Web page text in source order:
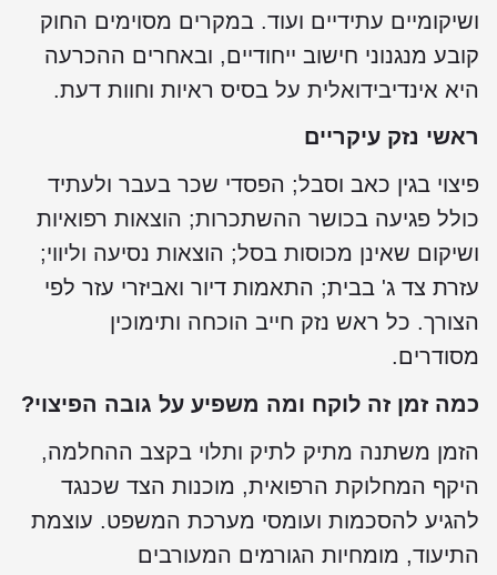
ושיקומיים עתידיים ועוד. במקרים מסוימים החוק
קובע מנגנוני חישוב ייחודיים, ובאחרים ההכרעה
היא אינדיבידואלית על בסיס ראיות וחוות דעת.
ראשי נזק עיקריים
פיצוי בגין כאב וסבל; הפסדי שכר בעבר ולעתיד
כולל פגיעה בכושר ההשתכרות; הוצאות רפואיות
ושיקום שאינן מכוסות בסל; הוצאות נסיעה וליווי;
עזרת צד ג' בבית; התאמות דיור ואביזרי עזר לפי
הצורך. כל ראש נזק חייב הוכחה ותימוכין
מסודרים.
כמה זמן זה לוקח ומה משפיע על גובה הפיצוי?
הזמן משתנה מתיק לתיק ותלוי בקצב ההחלמה,
היקף המחלוקת הרפואית, מוכנות הצד שכנגד
להגיע להסכמות ועומסי מערכת המשפט. עוצמת
התיעוד, מומחיות הגורמים המעורבים